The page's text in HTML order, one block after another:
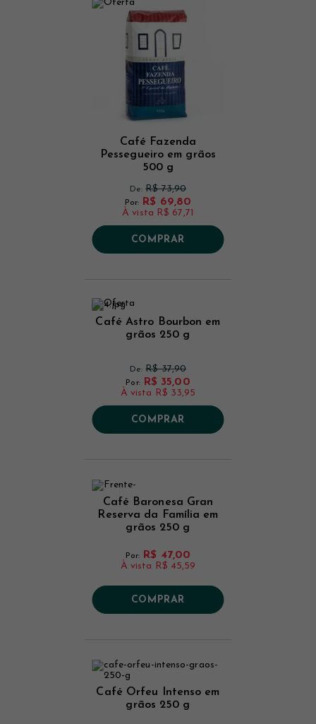
Café Fazenda
Pessegueiro em grãos
500 g
De:R$ 73,90
Por: R$ 69,80
À vista R$ 67,71
COMPRAR
Café Astro Bourbon em
grãos 250 g
De:R$ 37,90
Por: R$ 35,00
À vista R$ 33,95
COMPRAR
Café Baronesa Gran
Reserva da Família em
grãos 250 g
Por: R$ 47,00
À vista R$ 45,59
COMPRAR
Café Orfeu Intenso em
grãos 250 g